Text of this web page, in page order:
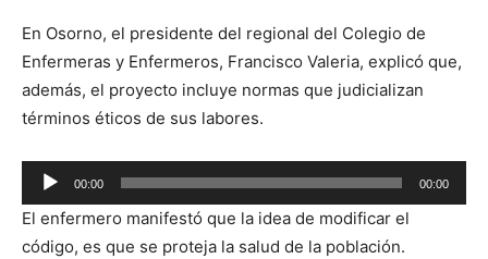
En Osorno, el presidente del regional del Colegio de
Enfermeras y Enfermeros, Francisco Valeria, explicó que,
además, el proyecto incluye normas que judicializan
términos éticos de sus labores.
Reproductor
de
audio
00:00 00:00
El enfermero manifestó que la idea de modificar el
código, es que se proteja la salud de la población.